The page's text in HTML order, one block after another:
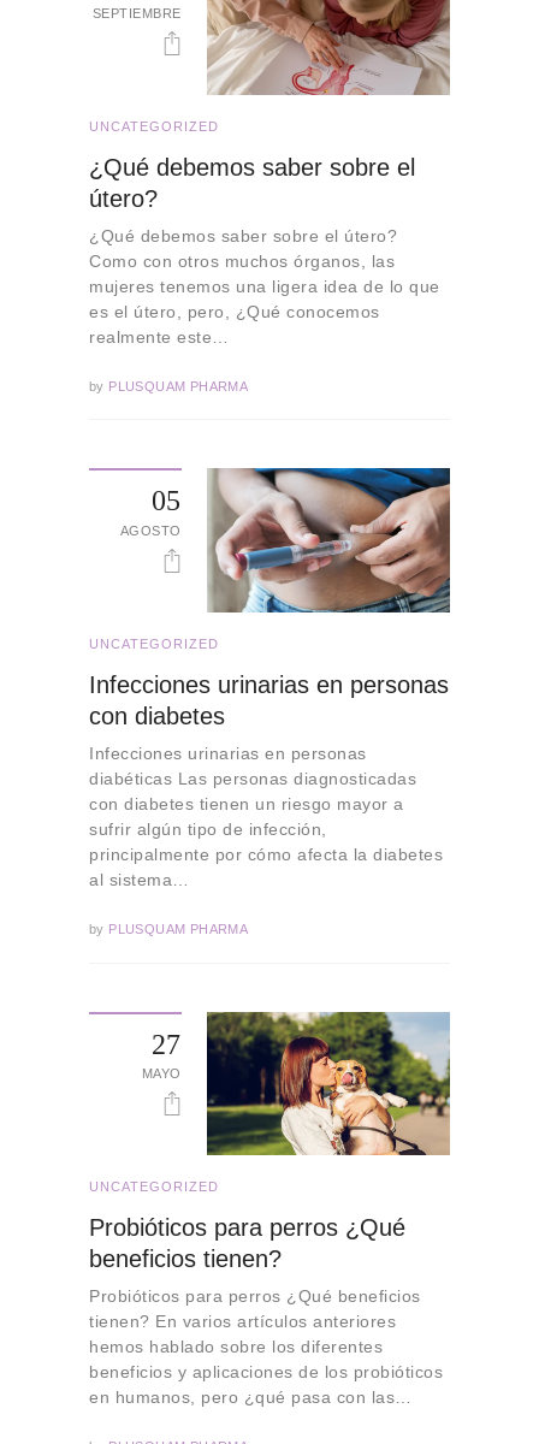
SEPTIEMBRE
UNCATEGORIZED
¿Qué debemos saber sobre el
útero?
¿Qué debemos saber sobre el útero?
Como con otros muchos órganos, las
mujeres tenemos una ligera idea de lo que
es el útero, pero, ¿Qué conocemos
realmente este…
by PLUSQUAM PHARMA
05
AGOSTO
UNCATEGORIZED
Infecciones urinarias en personas
con diabetes
Infecciones urinarias en personas
diabéticas Las personas diagnosticadas
con diabetes tienen un riesgo mayor a
sufrir algún tipo de infección,
principalmente por cómo afecta la diabetes
al sistema…
by PLUSQUAM PHARMA
27
MAYO
UNCATEGORIZED
Probióticos para perros ¿Qué
beneficios tienen?
Probióticos para perros ¿Qué beneficios
tienen? En varios artículos anteriores
hemos hablado sobre los diferentes
beneficios y aplicaciones de los probióticos
en humanos, pero ¿qué pasa con las…